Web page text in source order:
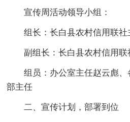
宣传周活动领导小组：
组长：长白县农村信用联社
副组长：长白县农村信用联
组员：办公室主任赵云彪
部主任
二、宣传计划，部署到位